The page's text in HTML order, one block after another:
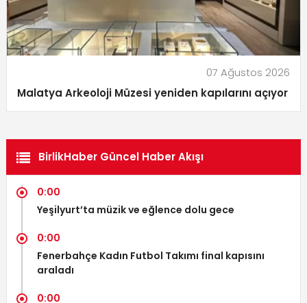
07 Ağustos 2026
Malatya Arkeoloji Müzesi yeniden kapılarını açıyor
BirlikHaber Güncel Haber Akışı
0:00
Yeşilyurt’ta müzik ve eğlence dolu gece
0:00
Fenerbahçe Kadın Futbol Takımı final kapısını
araladı
0:00